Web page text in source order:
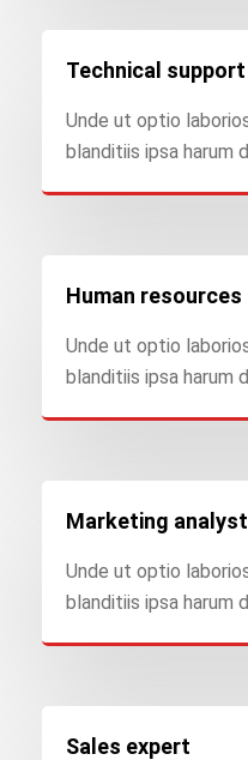
Technical support
Unde ut optio
blanditiis ipsa harum
Human resources
Unde ut optio
blanditiis ipsa harum
Marketing analyst
Unde ut optio
blanditiis ipsa harum
Sales expert